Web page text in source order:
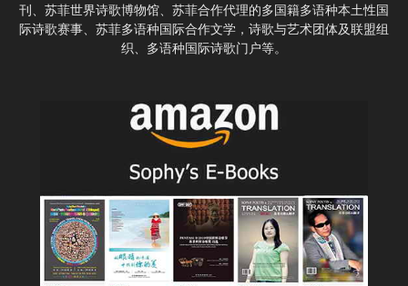
刊、苏菲世界诗歌博物馆、苏菲合作代理的多国籍多语种本土性国
际诗歌赛事、苏菲多语种国际合作文学，诗歌与艺术团体及联盟组
织、多语种国际诗歌门户等。